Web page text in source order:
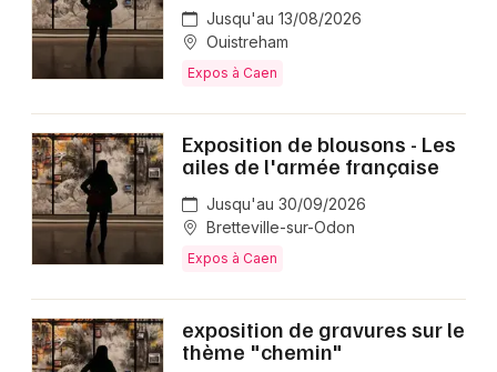
Jusqu'au 13/08/2026
Ouistreham
Expos à Caen
Exposition de blousons - Les
ailes de l'armée française
Jusqu'au 30/09/2026
Bretteville-sur-Odon
Expos à Caen
exposition de gravures sur le
thème "chemin"